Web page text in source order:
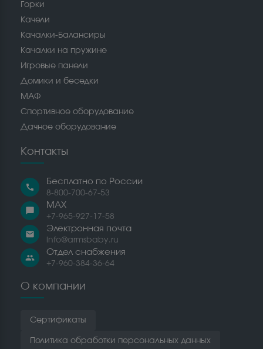
Горки
Качели
Качалки-Балансиры
Качалки на пружине
Игровые панели
Домики и беседки
МАФ
Спортивное оборудование
Дачное оборудование
Контакты
call
Бесплатно по России
8-800-700-67-53
chat_bubble
MAX
+7-965-927-17-58
email
Электронная почта
info@armsbaby.ru
people
Отдел снабжения
+7-960-384-36-64
О компании
Сертификаты
Политика обработки персональных данных